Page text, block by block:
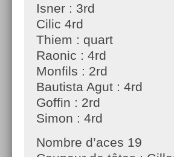
Isner : 3rd
Cilic 4rd
Thiem : quart
Raonic : 4rd
Monfils : 2rd
Bautista Agut : 4rd
Goffin : 2rd
Simon : 4rd
Nombre d’aces 19